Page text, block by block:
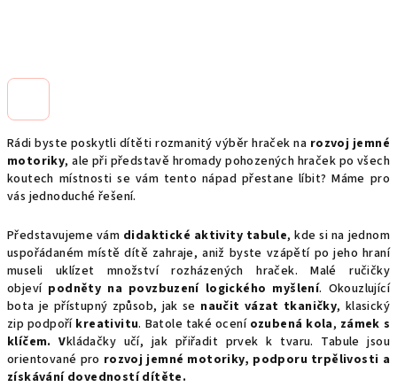
Rádi byste poskytli dítěti rozmanitý výběr hraček na rozvoj jemné
motoriky, ale při představě hromady pohozených hraček po všech
koutech místnosti se vám tento nápad přestane líbit? Máme pro
vás jednoduché řešení.
Představujeme vám didaktické aktivity tabule, kde si na jednom
uspořádaném místě dítě zahraje, aniž byste vzápětí po jeho hraní
museli uklízet množství rozházených hraček. Malé ručičky
objeví podněty na povzbuzení logického myšlení. Okouzlující
bota je přístupný způsob, jak se naučit vázat tkaničky, klasický
zip podpoří kreativitu. Batole také ocení ozubená kola, zámek s
klíčem. Vkládačky učí, jak přiřadit prvek k tvaru. Tabule jsou
orientované pro rozvoj jemné motoriky, podporu trpělivosti a
získávání dovedností dítěte.